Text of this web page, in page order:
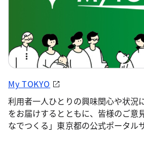
My TOKYO
利用者一人ひとりの興味関心や状況
をお届けするとともに、皆様のご意
なでつくる」東京都の公式ポータル